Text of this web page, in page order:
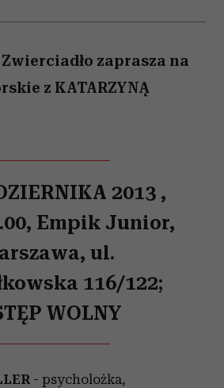
zaprasza na
z KATARZYNĄ
2013 ,
Empik Junior,
ul.
116/122;
WOLNY
- psycholożka,